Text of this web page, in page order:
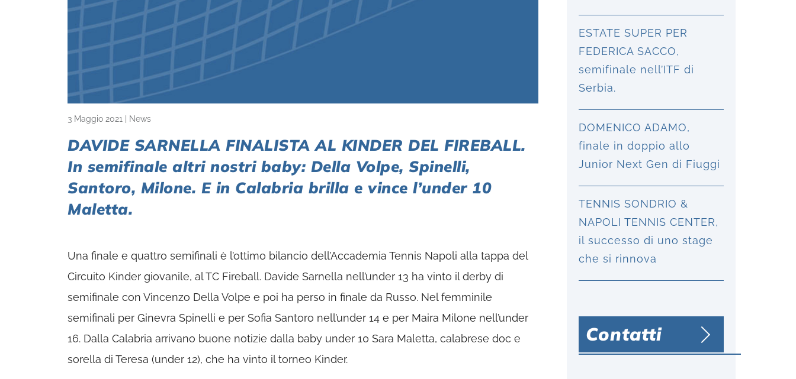
3 Maggio 2021 News
DAVIDE SARNELLA FINALISTA AL KINDER DEL FIREBALL.
In semifinale altri nostri baby: Della Volpe, Spinelli,
Santoro, Milone. E in Calabria brilla e vince l’under 10
Maletta.
Una finale e quattro semifinali è l’ottimo bilancio dell’Accademia Tennis Napoli alla tappa del
Circuito Kinder giovanile, al TC Fireball. Davide Sarnella nell’under 13 ha vinto il derby di
semifinale con Vincenzo Della Volpe e poi ha perso in finale da Russo. Nel femminile
semifinali per Ginevra Spinelli e per Sofia Santoro nell’under 14 e per Maira Milone nell’under
16. Dalla Calabria arrivano buone notizie dalla baby under 10 Sara Maletta, calabrese doc e
sorella di Teresa (under 12), che ha vinto il torneo Kinder.
ESTATE SUPER PER
FEDERICA SACCO,
semifinale nell’ITF di
Serbia.
DOMENICO ADAMO,
finale in doppio allo
Junior Next Gen di Fiuggi
TENNIS SONDRIO &
NAPOLI TENNIS CENTER,
il successo di uno stage
che si rinnova
Contatti